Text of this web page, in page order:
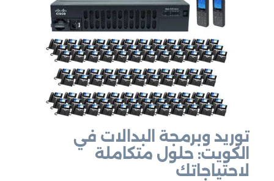
توريد وبرمجة البدالات في
الكويت: حلول متكاملة
لاحتياجاتك